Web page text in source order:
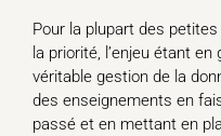
Pour la plupart des petites
la priorité, l’enjeu étant
véritable gestion de la
des enseignements en
passé et en mettant en